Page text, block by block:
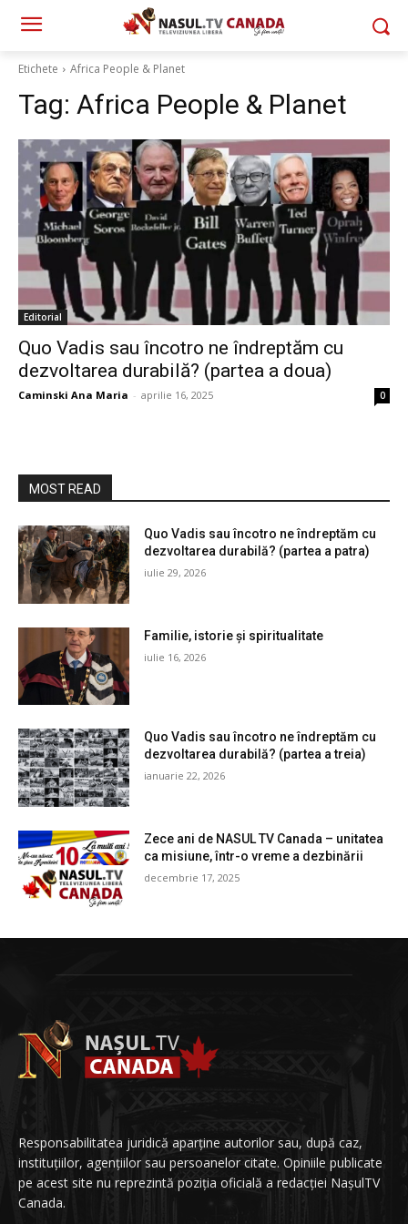
Etichete Africa People & Planet
Tag: Africa People & Planet
Editorial
Quo Vadis sau încotro ne îndreptăm cu
dezvoltarea durabilă? (partea a doua)
Caminski Ana Maria - aprilie 16, 2025 0
MOST READ
Quo Vadis sau încotro ne îndreptăm cu
dezvoltarea durabilă? (partea a patra)
iulie 29, 2026
Familie, istorie și spiritualitate
iulie 16, 2026
Quo Vadis sau încotro ne îndreptăm cu
dezvoltarea durabilă? (partea a treia)
ianuarie 22, 2026
Zece ani de NASUL TV Canada – unitatea
ca misiune, într-o vreme a dezbinării
decembrie 17, 2025
Responsabilitatea juridică aparține autorilor sau, după caz,
instituțiilor, agențiilor sau persoanelor citate. Opiniile publicate
pe acest site nu reprezintă poziția oficială a redacției NașulTV
Canada.